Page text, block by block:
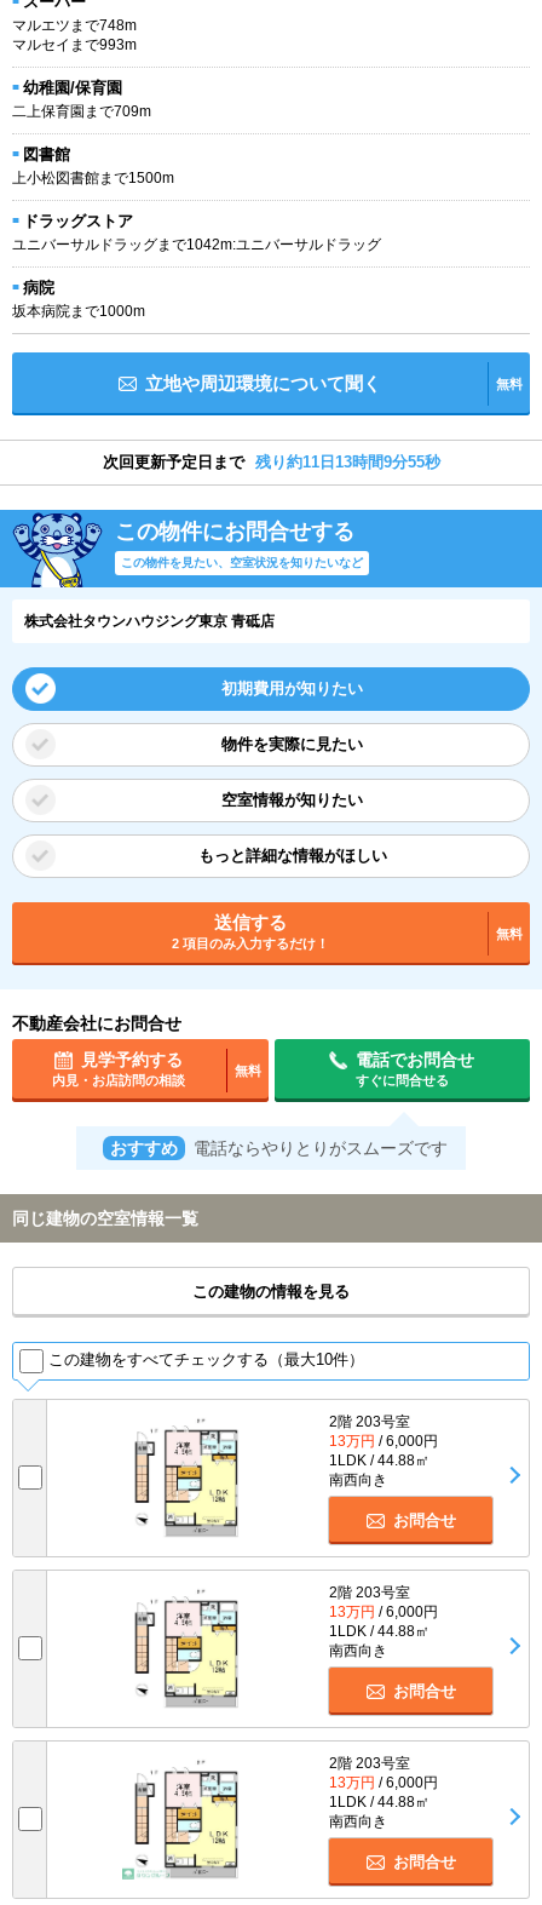
マルエツまで748m
マルセイまで993m
幼稚園/保育園
二上保育園まで709m
図書館
上小松図書館まで1500m
ドラッグストア
ユニバーサルドラッグまで1042m:ユニバーサルドラッグ
病院
坂本病院まで1000m
立地や周辺環境について聞く 無料
次回更新予定日まで 残り約11日13時間9分55秒
この物件にお問合せする
この物件を見たい、空室状況を知りたいなど
株式会社タウンハウジング東京 青砥店
初期費用が知りたい
物件を実際に見たい
空室情報が知りたい
もっと詳細な情報がほしい
送信する
2 項目のみ入力するだけ！
無料
不動産会社にお問合せ
見学予約する
内見・お店訪問の相談
無料
電話でお問合せ
すぐに問合せる
おすすめ 電話ならやりとりがスムーズです
同じ建物の空室情報一覧
この建物の情報を見る
この建物をすべてチェックする（最大10件）
2階 203号室
13万円 / 6,000円
1LDK / 44.88㎡
南西向き
お問合せ
2階 203号室
13万円 / 6,000円
1LDK / 44.88㎡
南西向き
お問合せ
2階 203号室
13万円 / 6,000円
1LDK / 44.88㎡
南西向き
お問合せ